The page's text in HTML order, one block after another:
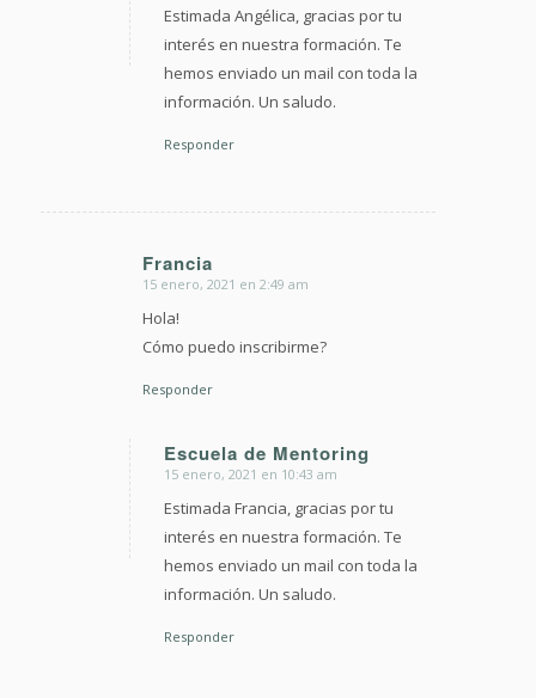
Estimada Angélica, gracias por tu
interés en nuestra formación. Te
hemos enviado un mail con toda la
información. Un saludo.
Responder
Francia
Dice:
15 enero, 2021 en 2:49 am
Hola!
Cómo puedo inscribirme?
Responder
Escuela de Mentoring
Dice:
15 enero, 2021 en 10:43 am
Estimada Francia, gracias por tu
interés en nuestra formación. Te
hemos enviado un mail con toda la
información. Un saludo.
Responder